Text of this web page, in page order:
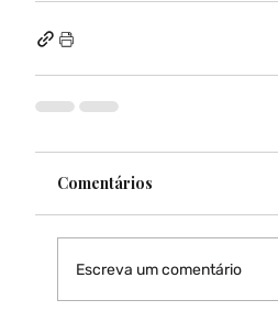
Comentários
Escreva um comentário